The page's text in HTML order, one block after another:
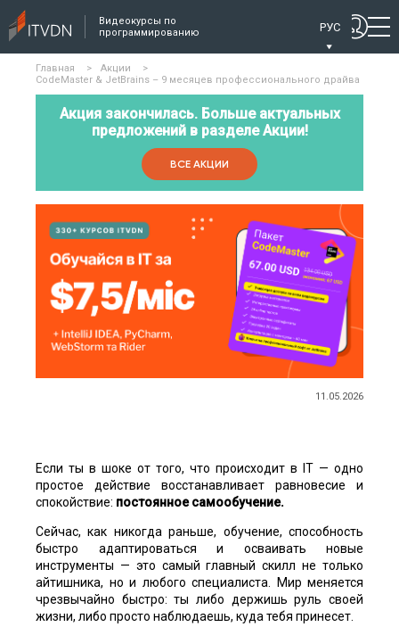
Видеокурсы по
программированию
РУС
Главная > Акции
>
CodeMaster & JetBrains – 9 месяцев профессионального драйва
Акция закончилась. Больше актуальных
предложений в разделе Акции!
ВСЕ АКЦИИ
11.05.2026
Если ты в шоке от того, что происходит в IT — одно
простое действие восстанавливает равновесие и
спокойствие: постоянное самообучение.
Сейчас, как никогда раньше, обучение, способность
быстро адаптироваться и осваивать новые
инструменты — это самый главный скилл не только
айтишника, но и любого специалиста. Мир меняется
чрезвычайно быстро: ты либо держишь руль своей
жизни, либо просто наблюдаешь, куда тебя принесет.